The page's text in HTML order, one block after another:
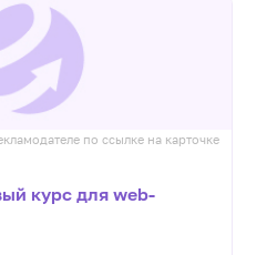
по ссылке на карточке
курс для web-